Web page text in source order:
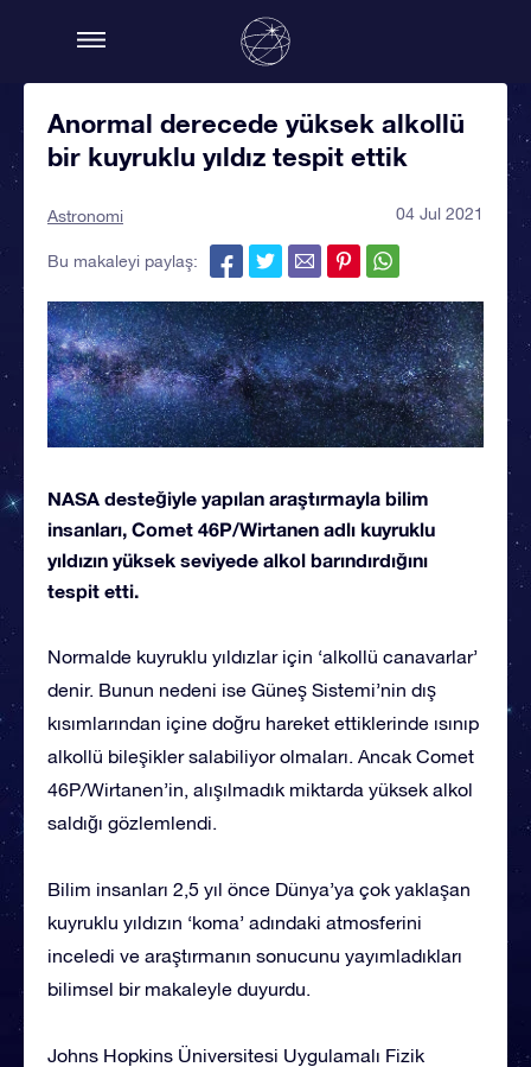
Anormal derecede yüksek alkollü
bir kuyruklu yıldız tespit ettik
Astronomi 04 Jul 2021
Bu makaleyi paylaş:
NASA desteğiyle yapılan araştırmayla bilim
insanları, Comet 46P/Wirtanen adlı kuyruklu
yıldızın yüksek seviyede alkol barındırdığını
tespit etti.
Normalde kuyruklu yıldızlar için ‘alkollü canavarlar’
denir. Bunun nedeni ise Güneş Sistemi’nin dış
kısımlarından içine doğru hareket ettiklerinde ısınıp
alkollü bileşikler salabiliyor olmaları. Ancak Comet
46P/Wirtanen’in, alışılmadık miktarda yüksek alkol
saldığı gözlemlendi.
Bilim insanları 2,5 yıl önce Dünya’ya çok yaklaşan
kuyruklu yıldızın ‘koma’ adındaki atmosferini
inceledi ve araştırmanın sonucunu yayımladıkları
bilimsel bir makaleyle duyurdu.
Johns Hopkins Üniversitesi Uygulamalı Fizik